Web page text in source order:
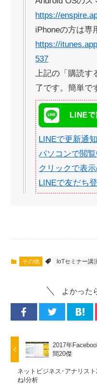
https://
iPhoneの方は専
https://
537
上記の「購読す
了です。簡単で
LINEで更新通
パソコンで閲
クリックで表
LINEで友だち
その他 IoTセミナー講
よかった
2017年
間20傑
ネットビジネス･アナリス
ね!分析